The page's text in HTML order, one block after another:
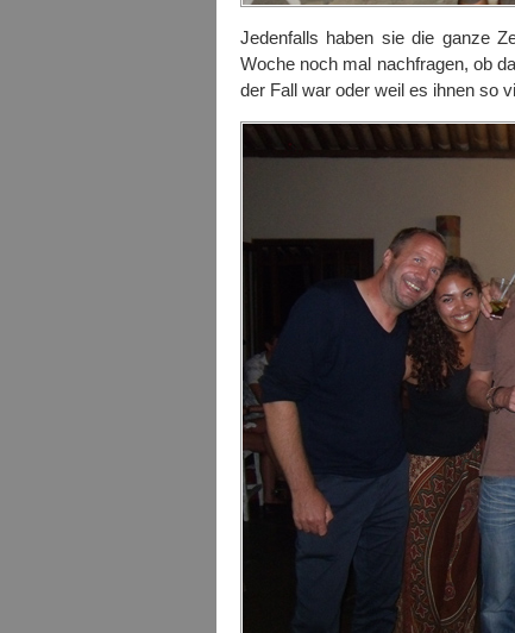
Jedenfalls haben sie die ganze
Woche noch mal nachfragen, ob
der Fall war oder weil es ihnen so